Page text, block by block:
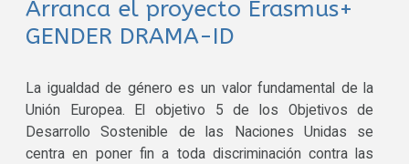
ACTIVIDADES
COMUNICACIÓN
CONTACTA
Arranca el proyecto Erasmus+
GENDER DRAMA-ID
La igualdad de género es un valor fundamental de la
Unión Europea. El objetivo 5 de los Objetivos de
Desarrollo Sostenible de las Naciones Unidas se
centra en poner fin a toda discriminación contra las